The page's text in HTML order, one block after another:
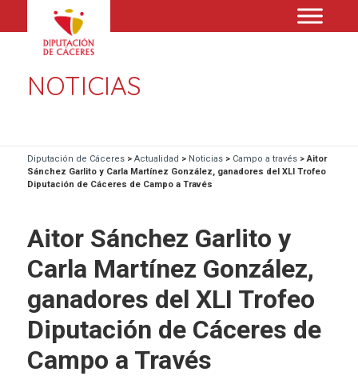
NOTICIAS
Diputación de Cáceres> Actualidad > Noticias> Campo a través>Aitor
Sánchez Garlito y Carla Martínez González, ganadores del XLI Trofeo
Diputación de Cáceres de Campo a Través
Aitor Sánchez Garlito y
Carla Martínez González,
ganadores del XLI Trofeo
Diputación de Cáceres de
Campo a Través